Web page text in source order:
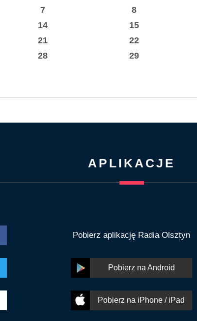
7 8
14 15
21 22
28 29
APLIKACJE
Pobierz aplikację Radia Olsztyn
Pobierz na Android
Pobierz na iPhone / iPad